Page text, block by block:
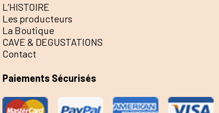
L’HISTOIRE
Les producteurs
La Boutique
CAVE & DEGUSTATIONS
Contact
Paiements Sécurisés